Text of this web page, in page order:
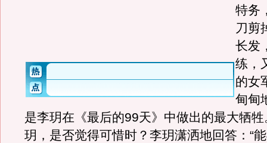
特务
刀剪
长发
练，
的女
甸甸
是李玥在《最后的99天》中做出的最大牺
玥，是否觉得可惜时？李玥潇洒地回答：“